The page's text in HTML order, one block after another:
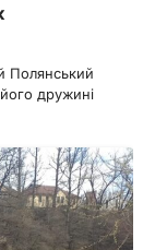
Полянський
дружині